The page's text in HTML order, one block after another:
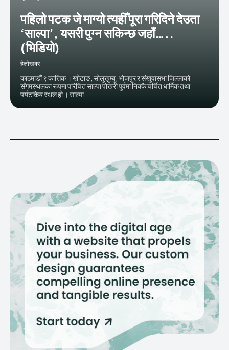
पहिलो पटक जे माग्यो त्यहीँ पूरा गरिदिने देउता
‘साल्पा’, यसरी पुग्न सकिन्छ जहाँ…..
(भिडियो)
हेलाेखबर
काठमाडौं ९ कात्तिक । खोटाङ, सोलुखुम्बु, भोजपुर र संखुवासभा जिल्लाको
सँगमस्थलका रूपमा परिचित साल्पा पोखरी पुर्वमा निक्कै चर्चित धार्मिक तथा
पर्यटकिय स्थल हो । साल्पा...